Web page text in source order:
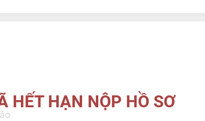
HẾT HẠN NỘP HỒ SƠ